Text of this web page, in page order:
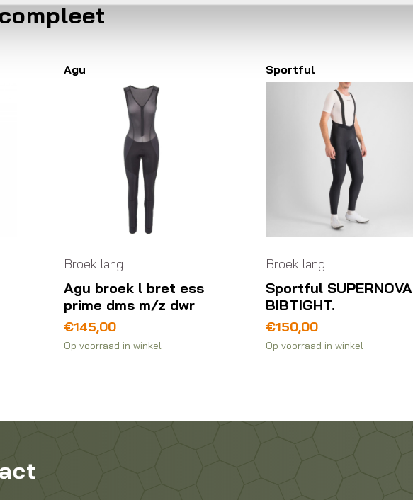
Agu
Broek lang
Agu broek l bret ess
prime dms m/z dwr
€145,00
Op voorraad in winkel
Sportful
Broek lang
Sportful SUPERNOVA
BIBTIGHT.
€150,00
Op voorraad in winkel